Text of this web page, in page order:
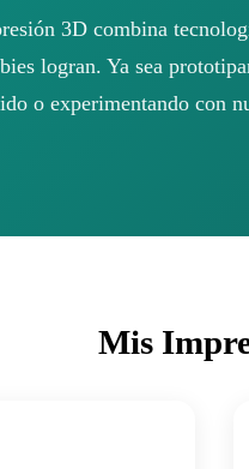
3D combina
logran. Ya sea
o experimentando con
Mis